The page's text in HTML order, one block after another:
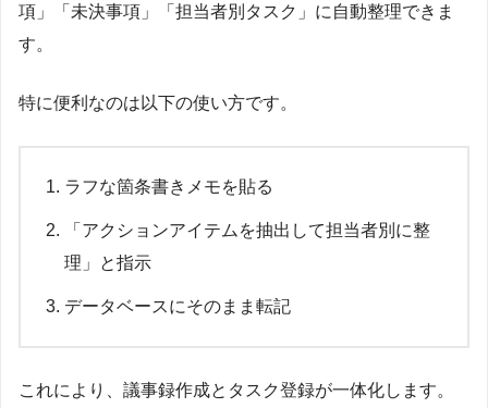
項」「未決事項」「担当者別タスク」に自動整理できま
す。
特に便利なのは以下の使い方です。
ラフな箇条書きメモを貼る
「アクションアイテムを抽出して担当者別に整
理」と指示
データベースにそのまま転記
これにより、議事録作成とタスク登録が一体化します。